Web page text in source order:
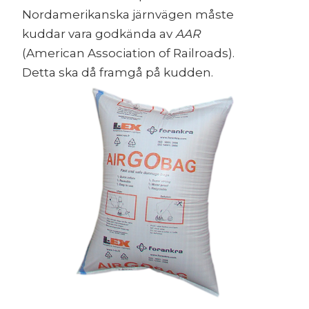
Nordamerikanska järnvägen måste
kuddar vara godkända av AAR
(American Association of Railroads).
Detta ska då framgå på kudden.